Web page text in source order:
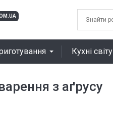
Кухні світу
з аґрусу